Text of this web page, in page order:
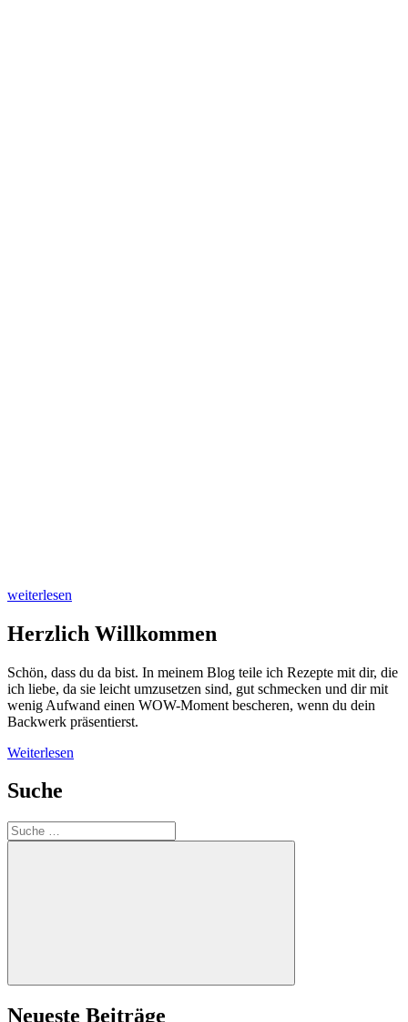
„Birnen-
Tarte
–
weihnachtlicher
Obstkuchen“
weiterlesen
Herzlich Willkommen
Schön, dass du da bist. In meinem Blog teile ich Rezepte mit dir, die
ich liebe, da sie leicht umzusetzen sind, gut schmecken und dir mit
wenig Aufwand einen WOW-Moment bescheren, wenn du dein
Backwerk präsentierst.
Weiterlesen
Suche
Suche
nach:
Neueste Beiträge